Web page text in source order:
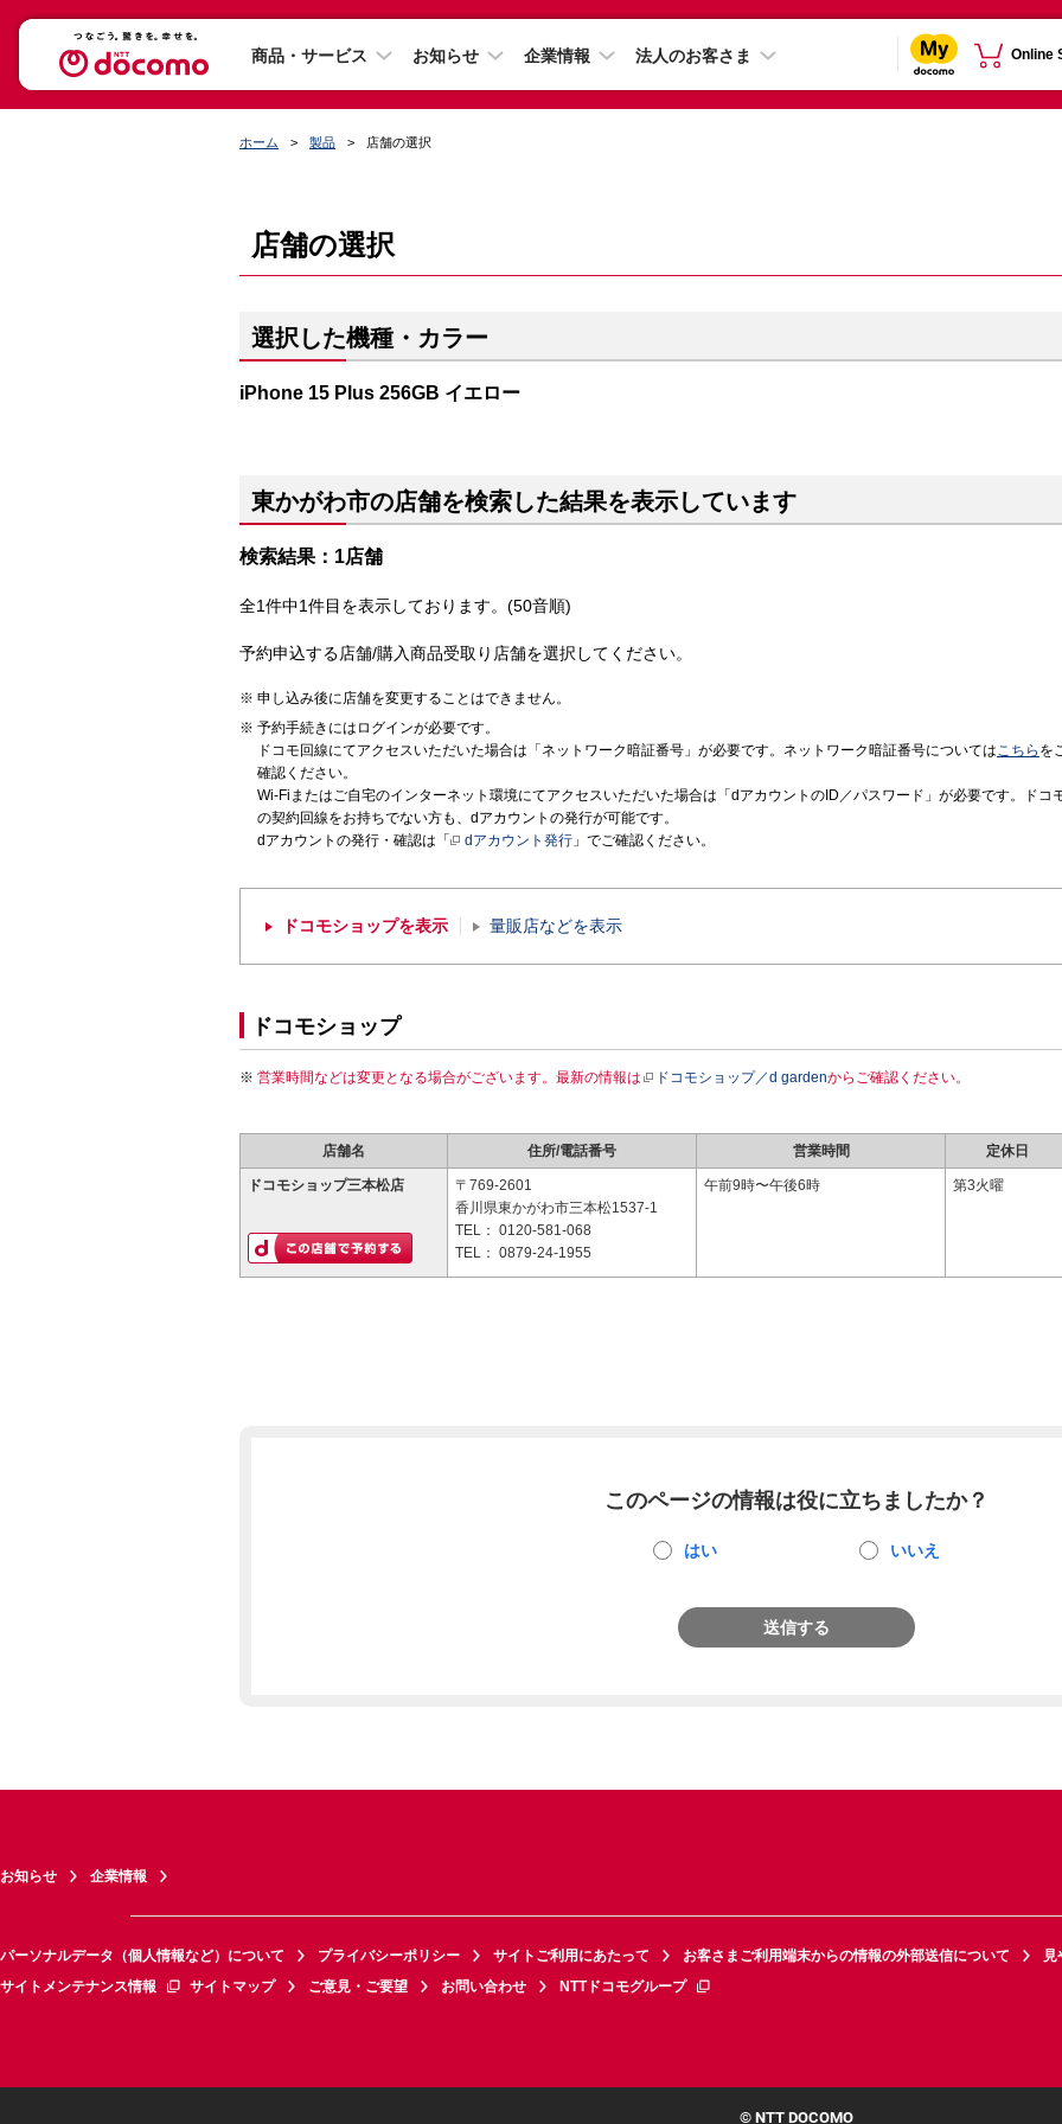
商品・サービス お知らせ 企業情報 法人のお客さま Online
ホーム 製品 店舗の選択
店舗の選択
選択した機種・カラー
iPhone 15 Plus 256GB イエロー
東かがわ市の店舗を検索した結果を表示しています
検索結果：1店舗
全1件中1件目を表示しております。(50音順)
予約申込する店舗/購入商品受取り店舗を選択してください。
申し込み後に店舗を変更することはできません。
予約手続きにはログインが必要です。
ドコモ回線にてアクセスいただいた場合は「ネットワーク暗証番号」が必要です。ネットワーク暗証番号についてはこちら を
確認ください。
Wi-Fiまたはご自宅のインターネット環境にてアクセスいただいた場合は「dアカウントのID／パスワード」が必要です。ドコ
の契約回線をお持ちでない方も、dアカウントの発行が可能です。
dアカウントの発行・確認は「
dアカウント発行 」でご確認ください。
ドコモショップを表示 量販店などを表示
ドコモショップ
営業時間などは変更となる場合がございます。最新の情報は ドコモショップ／d gardenからご確認ください。
店舗名 住所/電話番号 営業時間 定休日
ドコモショップ三本松店
〒769-2601
香川県東かがわ市三本松1537-1
TEL： 0120-581-068
TEL： 0879-24-1955
午前9時〜午後6時 第3火曜
このページの情報は役に立ちましたか？
はい いいえ
送信する
お知らせ 企業情報
パーソナルデータ（個人情報など）について プライバシーポリシー サイトご利用にあたって お客さまご利用端末からの情報の外部送信について
見
サイトメンテナンス情報
サイトマップ ご意見・ご要望 お問い合わせ NTTドコモグループ
© NTT DOCOMO